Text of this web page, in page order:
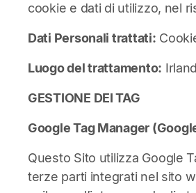
cookie e dati di utilizzo, nel
Dati Personali trattati:
Luogo del trattamento:
GESTIONE DEI TAG
Google Tag Manager
Questo Sito utilizza Google
terze parti integrati nel sito